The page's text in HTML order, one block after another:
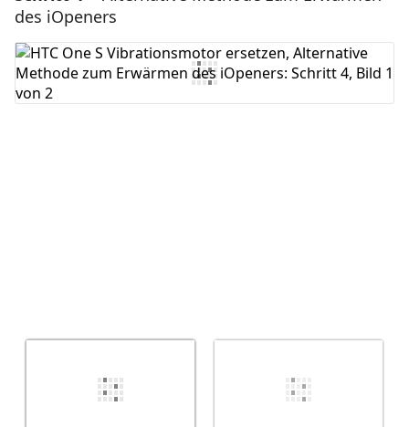
Kommentar hinzufügen
des iOpeners